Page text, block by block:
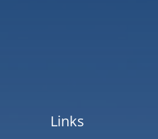
Links